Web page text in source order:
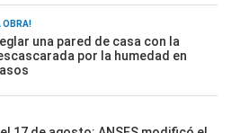
OBRA!
una pared de casa con la
por la humedad en